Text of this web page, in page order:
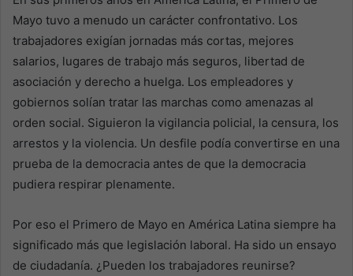
Mayo tuvo a menudo un carácter confrontativo. Los
trabajadores exigían jornadas más cortas, mejores
salarios, lugares de trabajo más seguros, libertad de
asociación y derecho a huelga. Los empleadores y
gobiernos solían tratar las marchas como amenazas al
orden social. Siguieron la vigilancia policial, la censura, los
arrestos y la violencia. Un desfile podía convertirse en una
prueba de la democracia antes de que la democracia
pudiera respirar plenamente.
Por eso el Primero de Mayo en América Latina siempre ha
significado más que legislación laboral. Ha sido un ensayo
de ciudadanía. ¿Pueden los trabajadores reunirse?